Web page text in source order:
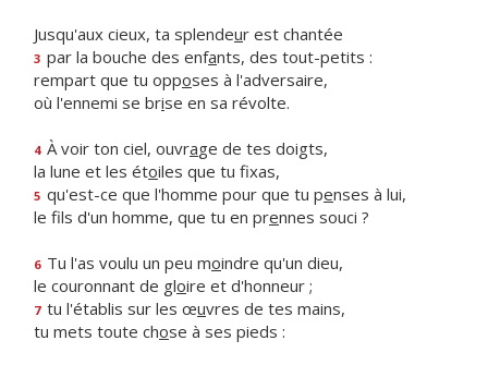
Jusqu'aux cieux, ta splendeur est chantée
3 par la bouche des enfants, des tout-petits :
rempart que tu opposes à l'adversaire,
où l'ennemi se brise en sa révolte.
4 À voir ton ciel, ouvrage de tes doigts,
la lune et les étoiles que tu fixas,
5 qu'est-ce que l'homme pour que tu penses à lui,
le fils d'un homme, que tu en prennes souci ?
6 Tu l'as voulu un peu moindre qu'un dieu,
le couronnant de gloire et d'honneur ;
7 tu l'établis sur les œuvres de tes mains,
tu mets toute chose à ses pieds :